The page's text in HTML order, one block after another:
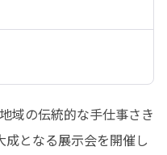
域の伝統的な手仕事さき
となる展示会を開催し